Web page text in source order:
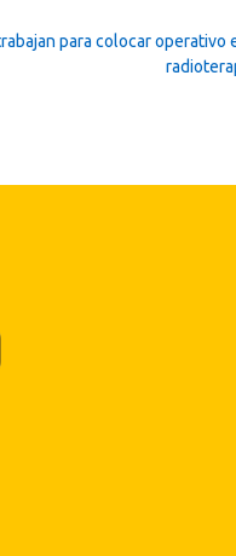
para colocar operativo